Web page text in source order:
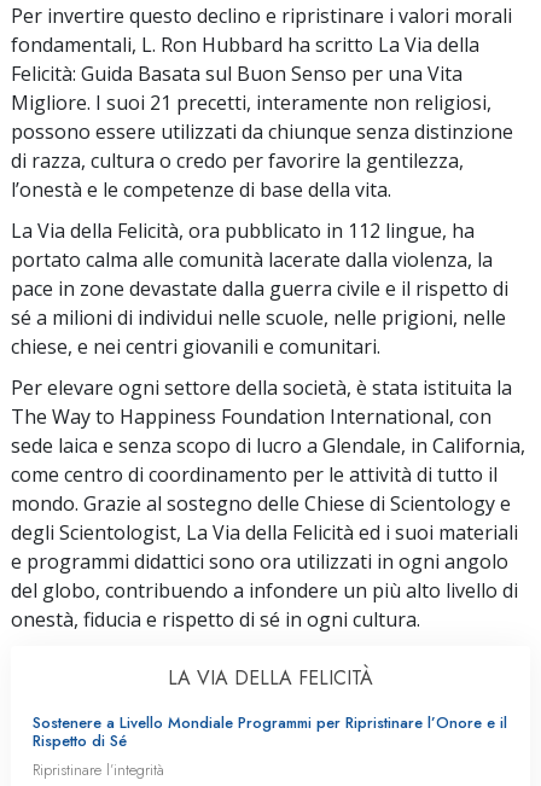
Per invertire questo declino e ripristinare i valori morali
fondamentali, L. Ron Hubbard ha scritto La Via della
Felicità: Guida Basata sul Buon Senso per una Vita
Migliore. I suoi 21 precetti, interamente non religiosi,
possono essere utilizzati da chiunque senza distinzione
di razza, cultura o credo per favorire la gentilezza,
l’onestà e le competenze di base della vita.
La Via della Felicità, ora pubblicato in 112 lingue, ha
portato calma alle comunità lacerate dalla violenza, la
pace in zone devastate dalla guerra civile e il rispetto di
sé a milioni di individui nelle scuole, nelle prigioni, nelle
chiese, e nei centri giovanili e comunitari.
Per elevare ogni settore della società, è stata istituita la
The Way to Happiness Foundation International, con
sede laica e senza scopo di lucro a Glendale, in California,
come centro di coordinamento per le attività di tutto il
mondo. Grazie al sostegno delle Chiese di Scientology e
degli Scientologist, La Via della Felicità ed i suoi materiali
e programmi didattici sono ora utilizzati in ogni angolo
del globo, contribuendo a infondere un più alto livello di
onestà, fiducia e rispetto di sé in ogni cultura.
LA VIA DELLA FELICITÀ
Sostenere a Livello Mondiale Programmi per Ripristinare l’Onore e il
Rispetto di Sé
Ripristinare l’integrità